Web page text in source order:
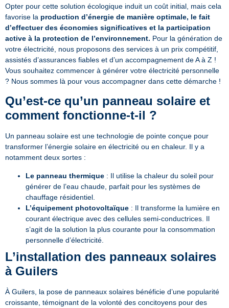
Opter pour cette solution écologique induit un coût initial, mais cela
favorise la production d’énergie de manière optimale, le fait
d’effectuer des économies significatives et la participation
active à la protection de l’environnement. Pour la génération de
votre électricité, nous proposons des services à un prix compétitif,
assistés d’assurances fiables et d’un accompagnement de A à Z !
Vous souhaitez commencer à générer votre électricité personnelle
? Nous sommes là pour vous accompagner dans cette démarche !
Qu’est-ce qu’un panneau solaire et
comment fonctionne-t-il ?
Un panneau solaire est une technologie de pointe conçue pour
transformer l’énergie solaire en électricité ou en chaleur. Il y a
notamment deux sortes :
Le panneau thermique : Il utilise la chaleur du soleil pour
générer de l’eau chaude, parfait pour les systèmes de
chauffage résidentiel.
L’équipement photovoltaïque : Il transforme la lumière en
courant électrique avec des cellules semi-conductrices. Il
s’agit de la solution la plus courante pour la consommation
personnelle d’électricité.
L’installation des panneaux solaires
à Guilers
À Guilers, la pose de panneaux solaires bénéficie d’une popularité
croissante, témoignant de la volonté des concitoyens pour des